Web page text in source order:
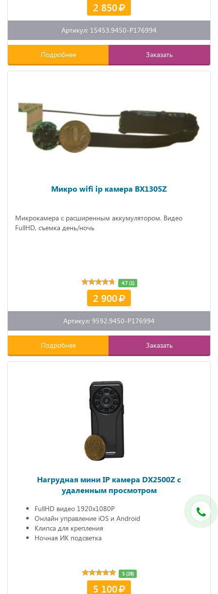
2 850
Артикул: 15453.9450-P176994
Подробнее Заказать
Микро wifi ip камера BX1305Z
Микрокамера с расширенным аккумулятором. Видео
FullHD, съемка день/ночь
4.7 (1)
2 900
Артикул: 9592.9450-P176994
Подробнее Заказать
Нагрудная мини IP камера DX2500Z c
удаленным просмотром
FullHD видео 1920х1080P
Онлайн управление iOS и Android
Клипса для крепления
Ночная ИК подсветка
5 (28)
5 100